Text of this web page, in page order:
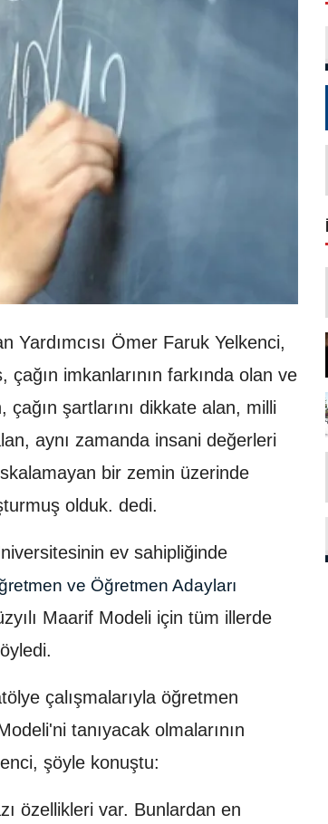
Yardımcısı Ömer Faruk Yelkenci,
imkanlarının farkında olan ve
şartlarını dikkate alan, milli
aynı zamanda insani değerleri
bir zemin üzerinde
olduk. dedi.
ev sahipliğinde
ve Öğretmen Adayları
Maarif Modeli için tüm illerde
çalışmalarıyla öğretmen
tanıyacak olmalarının
şöyle konuştu:
özellikleri var. Bunlardan en